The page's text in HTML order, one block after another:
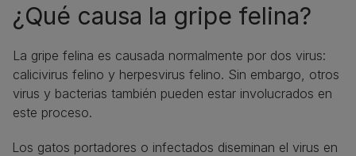
¿Qué causa la gripe felina?
La gripe felina es causada normalmente por dos virus:
calicivirus felino y herpesvirus felino. Sin embargo, otros
virus y bacterias también pueden estar involucrados en
este proceso.
Los gatos portadores o infectados diseminan el virus en